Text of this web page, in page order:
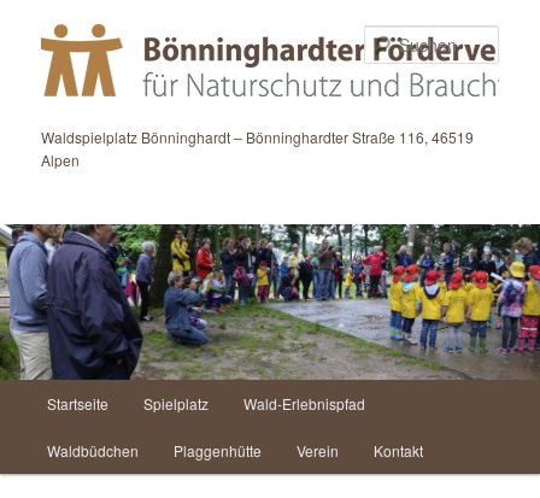
primären
springen
Waldspielplatz Bönninghardt – Bönninghardter Straße 116, 46519
Alpen
Startseite Spielplatz Wald-Erlebnispfad
Waldbüdchen Plaggenhütte Verein Kontakt